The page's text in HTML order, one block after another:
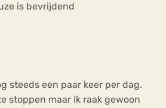
is bevrijdend
steeds een paar keer per dag.
stoppen maar ik raak gewoon